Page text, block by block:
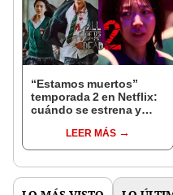
“Estamos muertos”
temporada 2 en Netflix:
cuándo se estrena y
temporadaLEER MÁS